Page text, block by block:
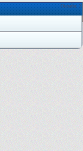
Онлайн: 3